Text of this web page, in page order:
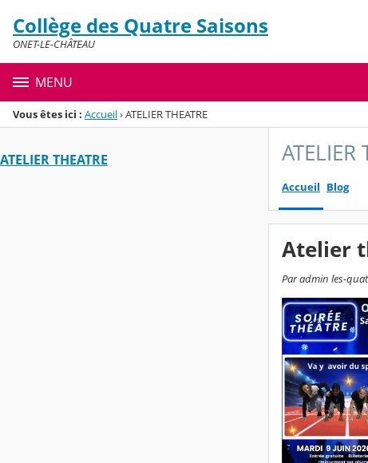
Menu de la rubrique
Contenu
Collège des Quatre Saisons
ONET-LE-CHÂTEAU
MENU
Vous êtes ici : Accueil›ATELIER THEATRE
ATELIER THEATRE ATELIER
Accueil Blog
Atelier
Par admin les-